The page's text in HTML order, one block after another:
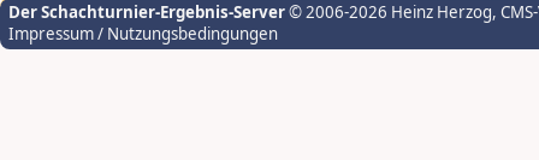
Der Schachturnier-Ergebnis-Server© 2006-2026 Heinz Herzog,
Impressum / Nutzungsbedingungen